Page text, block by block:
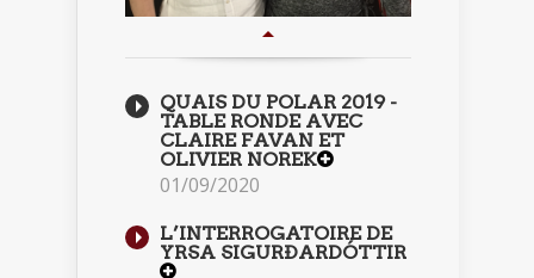
QUAIS DU POLAR 2019 -
TABLE RONDE AVEC
CLAIRE FAVAN ET
OLIVIER NOREK
01/09/2020
L’INTERROGATOIRE DE
YRSA SIGURÐARDÓTTIR